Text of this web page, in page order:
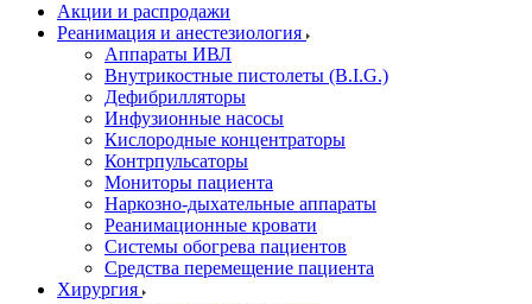
Акции и распродажи
Реанимация и анестезиология
Аппараты ИВЛ
Внутрикостные пистолеты (B.I.G.)
Дефибрилляторы
Инфузионные насосы
Кислородные концентраторы
Контрпульсаторы
Мониторы пациента
Наркозно-дыхательные аппараты
Реанимационные кровати
Системы обогрева пациентов
Средства перемещение пациента
Хирургия